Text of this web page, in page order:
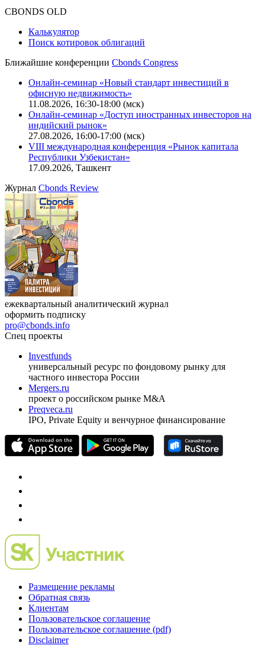
CBONDS OLD
Калькулятор
Поиск котировок облигаций
Ближайшие конференции Cbonds Congress
Онлайн-семинар «Новый стандарт инвестиций в
офисную недвижимость»
11.08.2026, 16:30-18:00 (мск)
Онлайн-семинар «Доступ иностранных инвесторов на
индийский рынок»
27.08.2026, 16:00-17:00 (мск)
VIII международная конференция «Рынок капитала
Республики Узбекистан»
17.09.2026, Ташкент
Журнал Cbonds Review
ежеквартальный аналитический журнал
оформить подписку
pro@cbonds.info
Спец проекты
Investfunds
универсальный ресурс по фондовому рынку для
частного инвестора России
Mergers.ru
проект о российском рынке M&A
Preqveca.ru
IPO, Private Equity и венчурное финансирование
Размещение рекламы
Обратная связь
Клиентам
Пользовательское соглашение
Пользовательское соглашение (pdf)
Disclaimer